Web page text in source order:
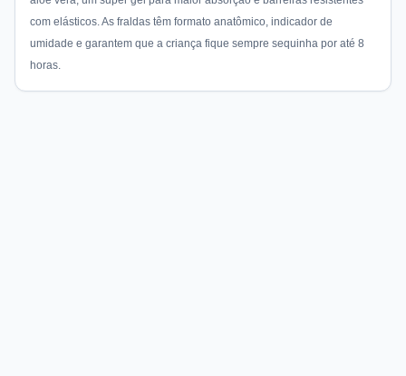
com elásticos. As fraldas têm formato anatômico, indicador de
umidade e garantem que a criança fique sempre sequinha por até 8
horas.